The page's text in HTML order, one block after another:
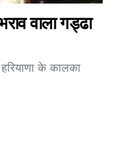
वाला गड्ढा
के कालका